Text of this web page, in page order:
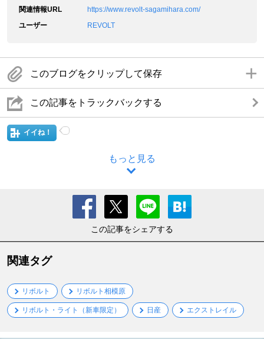
関連情報URL
https://www.revolt-sagamihara.com/
ユーザー
REVOLT
このブログをクリップして保存
この記事をトラックバックする
イイね！
もっと見る
この記事をシェアする
関連タグ
リボルト リボルト相模原
リボルト・ライト（新車限定） 日産 エクストレイル